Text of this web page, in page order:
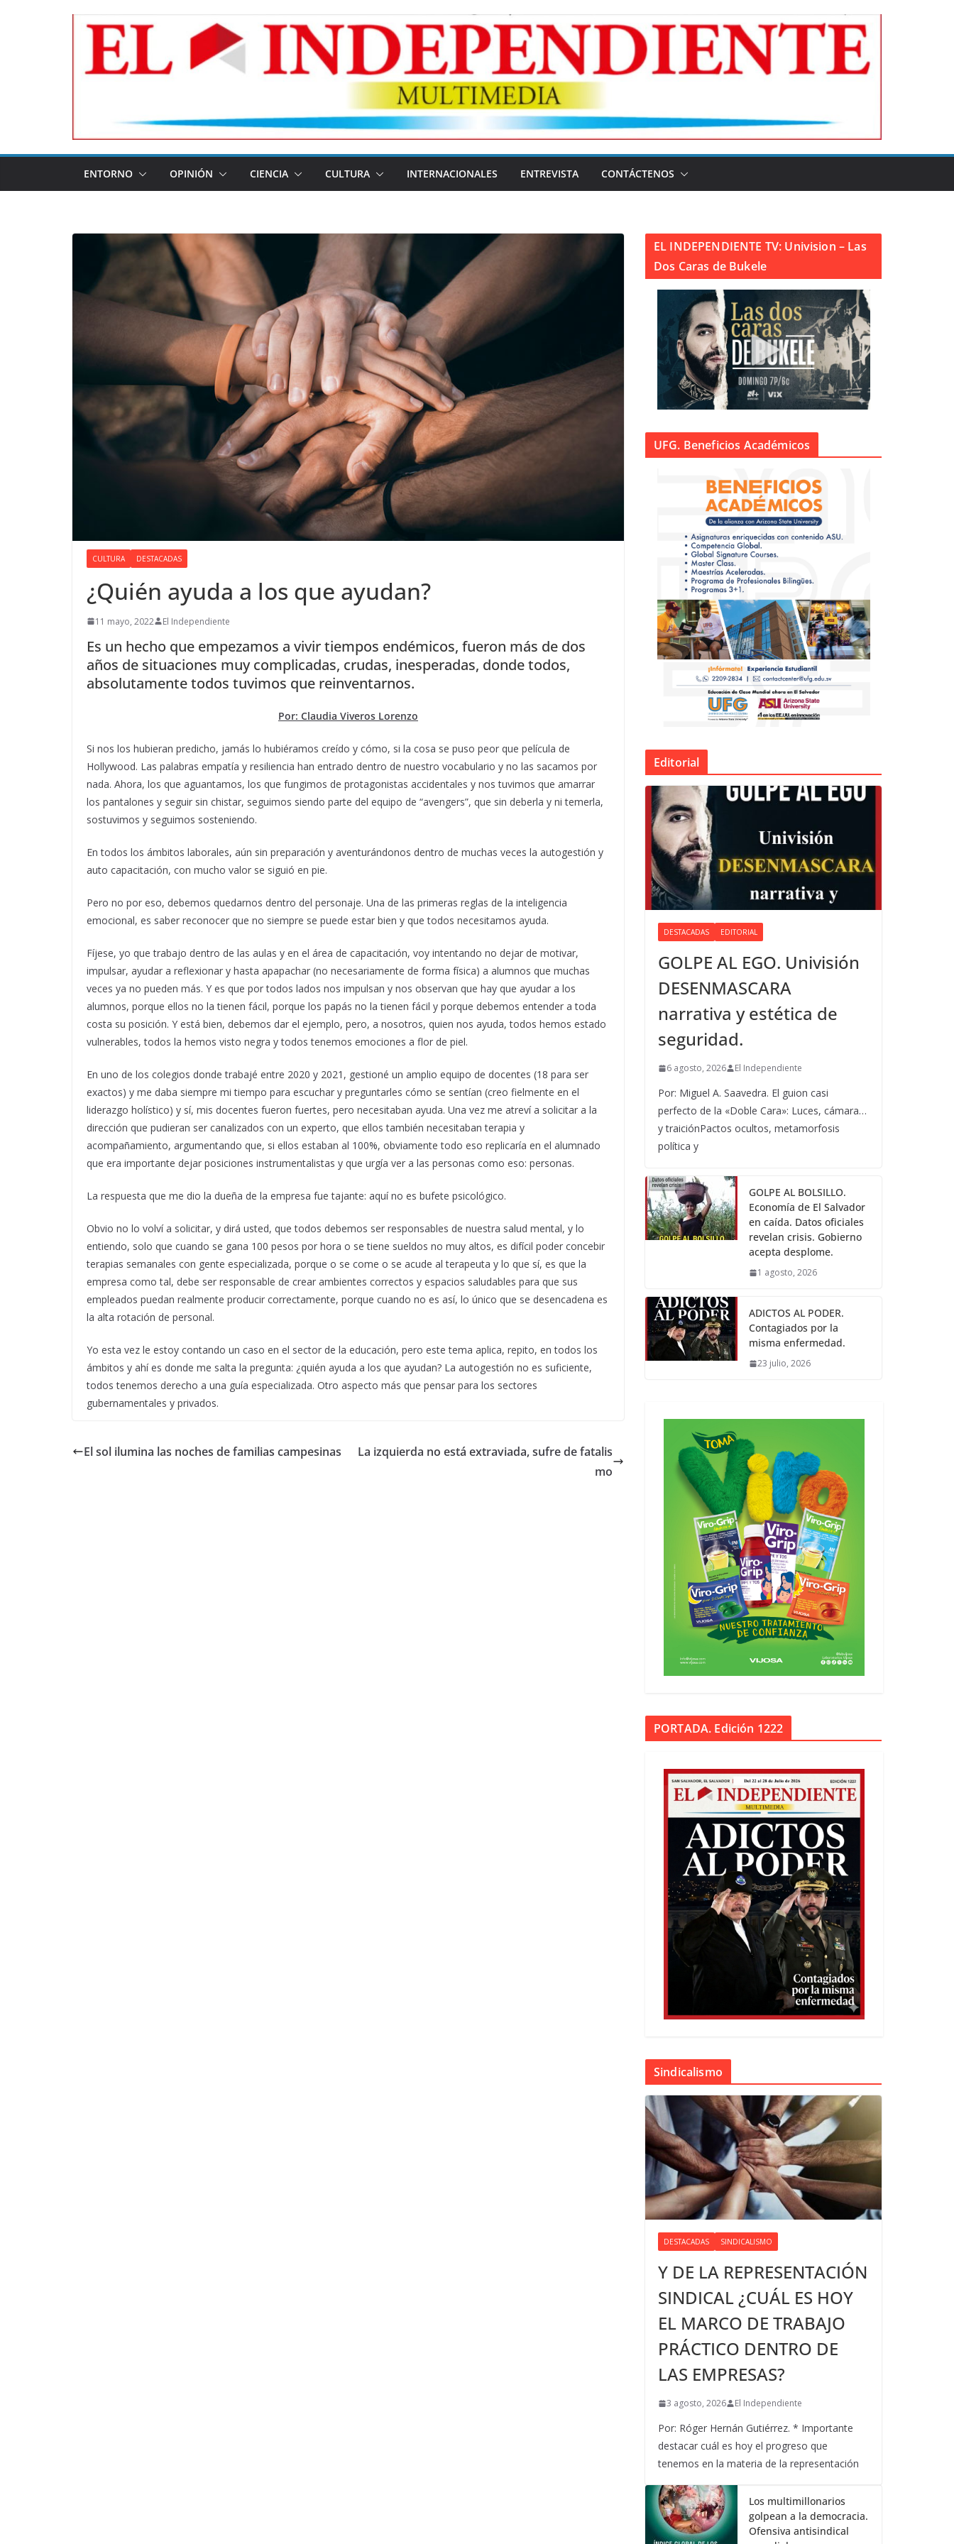
ENTORNO OPINIÓN CIENCIA CULTURA INTERNACIONALES ENTREVISTA CONTÁCTENOS
CULTURA DESTACADAS
¿Quién ayuda a los que ayudan?
11 mayo, 2022 El Independiente
Es un hecho que empezamos a vivir tiempos endémicos, fueron más de dos
años de situaciones muy complicadas, crudas, inesperadas, donde todos,
absolutamente todos tuvimos que reinventarnos.
Por: Claudia Viveros Lorenzo
Si nos los hubieran predicho, jamás lo hubiéramos creído y cómo, si la cosa se puso peor que película de
Hollywood. Las palabras empatía y resiliencia han entrado dentro de nuestro vocabulario y no las sacamos por
nada. Ahora, los que aguantamos, los que fungimos de protagonistas accidentales y nos tuvimos que amarrar
los pantalones y seguir sin chistar, seguimos siendo parte del equipo de “avengers”, que sin deberla y ni temerla,
sostuvimos y seguimos sosteniendo.
En todos los ámbitos laborales, aún sin preparación y aventurándonos dentro de muchas veces la autogestión y
auto capacitación, con mucho valor se siguió en pie.
Pero no por eso, debemos quedarnos dentro del personaje. Una de las primeras reglas de la inteligencia
emocional, es saber reconocer que no siempre se puede estar bien y que todos necesitamos ayuda.
Fíjese, yo que trabajo dentro de las aulas y en el área de capacitación, voy intentando no dejar de motivar,
impulsar, ayudar a reflexionar y hasta apapachar (no necesariamente de forma física) a alumnos que muchas
veces ya no pueden más. Y es que por todos lados nos impulsan y nos observan que hay que ayudar a los
alumnos, porque ellos no la tienen fácil, porque los papás no la tienen fácil y porque debemos entender a toda
costa su posición. Y está bien, debemos dar el ejemplo, pero, a nosotros, quien nos ayuda, todos hemos estado
vulnerables, todos la hemos visto negra y todos tenemos emociones a flor de piel.
En uno de los colegios donde trabajé entre 2020 y 2021, gestioné un amplio equipo de docentes (18 para ser
exactos) y me daba siempre mi tiempo para escuchar y preguntarles cómo se sentían (creo fielmente en el
liderazgo holístico) y sí, mis docentes fueron fuertes, pero necesitaban ayuda. Una vez me atreví a solicitar a la
dirección que pudieran ser canalizados con un experto, que ellos también necesitaban terapia y
acompañamiento, argumentando que, si ellos estaban al 100%, obviamente todo eso replicaría en el alumnado
que era importante dejar posiciones instrumentalistas y que urgía ver a las personas como eso: personas.
La respuesta que me dio la dueña de la empresa fue tajante: aquí no es bufete psicológico.
Obvio no lo volví a solicitar, y dirá usted, que todos debemos ser responsables de nuestra salud mental, y lo
entiendo, solo que cuando se gana 100 pesos por hora o se tiene sueldos no muy altos, es difícil poder concebir
terapias semanales con gente especializada, porque o se come o se acude al terapeuta y lo que sí, es que la
empresa como tal, debe ser responsable de crear ambientes correctos y espacios saludables para que sus
empleados puedan realmente producir correctamente, porque cuando no es así, lo único que se desencadena es
la alta rotación de personal.
Yo esta vez le estoy contando un caso en el sector de la educación, pero este tema aplica, repito, en todos los
ámbitos y ahí es donde me salta la pregunta: ¿quién ayuda a los que ayudan? La autogestión no es suficiente,
todos tenemos derecho a una guía especializada. Otro aspecto más que pensar para los sectores
gubernamentales y privados.
El sol ilumina las noches de familias campesinas
La izquierda no está extraviada, sufre de fatalis
mo
EL INDEPENDIENTE TV: Univision – Las
Dos Caras de Bukele
UFG. Beneficios Académicos
Editorial
DESTACADAS EDITORIAL
GOLPE AL EGO. Univisión
DESENMASCARA
narrativa y estética de
seguridad.
6 agosto, 2026 El Independiente
Por: Miguel A. Saavedra. El guion casi
perfecto de la «Doble Cara»: Luces, cámara…
y traiciónPactos ocultos, metamorfosis
política y
GOLPE AL BOLSILLO.
Economía de El Salvador
en caída. Datos oficiales
revelan crisis. Gobierno
acepta desplome.
1 agosto, 2026
ADICTOS AL PODER.
Contagiados por la
misma enfermedad.
23 julio, 2026
PORTADA. Edición 1222
Sindicalismo
DESTACADAS SINDICALISMO
Y DE LA REPRESENTACIÓN
SINDICAL ¿CUÁL ES HOY
EL MARCO DE TRABAJO
PRÁCTICO DENTRO DE
LAS EMPRESAS?
3 agosto, 2026 El Independiente
Por: Róger Hernán Gutiérrez. * Importante
destacar cuál es hoy el progreso que
tenemos en la materia de la representación
Los multimillonarios
golpean a la democracia.
Ofensiva antisindical